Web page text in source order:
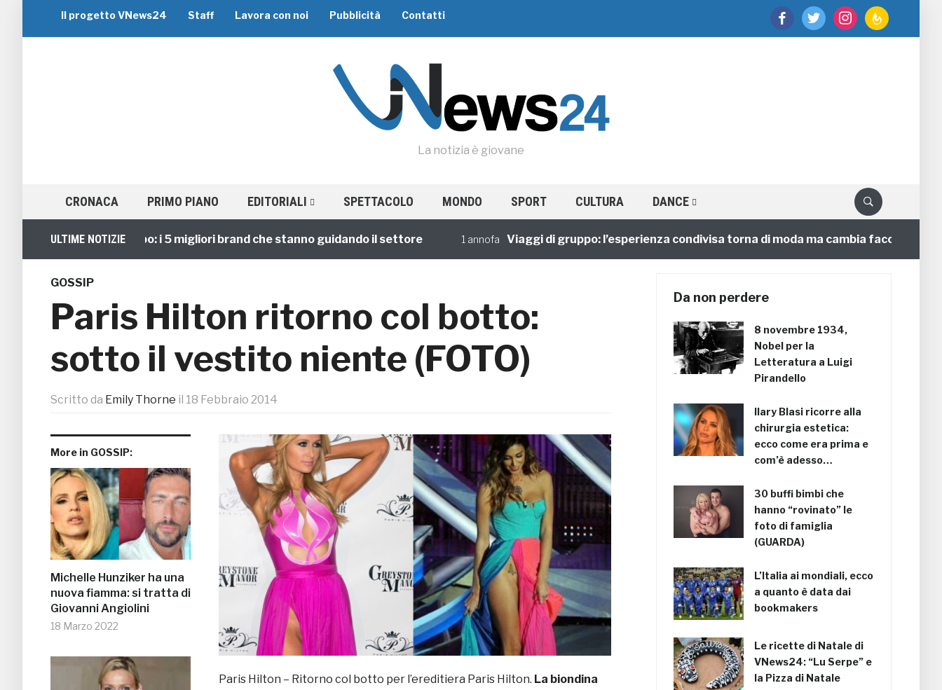
facebooktwitter instagramfeedburner
Il progetto VNews24 Staff Lavora con noi Pubblicità Contatti
La notizia è giovane
CRONACA PRIMO PIANO EDITORIALI SPETTACOLO MONDO SPORT CULTURA DANCE
ULTIME NOTIZIE
Viaggi di Gruppo: i 5 migliori brand che stanno guidando il settore 1 annofa Viaggi di gruppo: l’esperienza condivisa torna di moda ma cambia faccia
GOSSIP
Paris Hilton ritorno col botto:
sotto il vestito niente (FOTO)
Scritto da Emily Thorne il 18 Febbraio 2014
More in GOSSIP:
Michelle Hunziker ha una
nuova fiamma: si tratta di
Giovanni Angiolini
18 Marzo 2022
Paris Hilton – Ritorno col botto per l’ereditiera Paris Hilton. La biondina
Da non perdere
8 novembre 1934,
Nobel per la
Letteratura a Luigi
Pirandello
Ilary Blasi ricorre alla
chirurgia estetica:
ecco come era prima e
com’è adesso…
30 buffi bimbi che
hanno “rovinato” le
foto di famiglia
(GUARDA)
L’Italia ai mondiali, ecco
a quanto è data dai
bookmakers
Le ricette di Natale di
VNews24: “Lu Serpe” e
la Pizza di Natale